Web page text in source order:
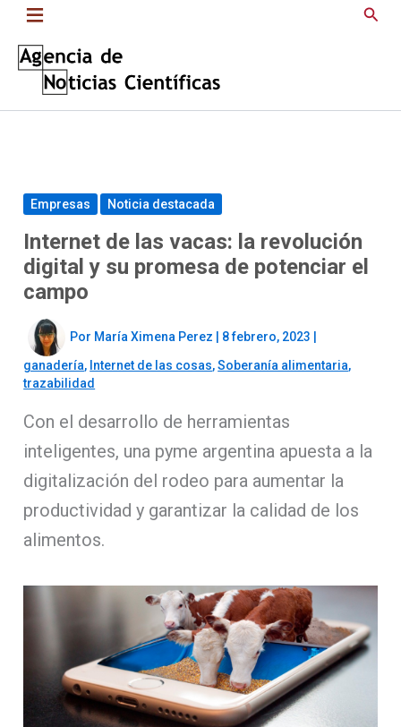
Saltar
contenido
Empresas Noticia destacada
Internet de las vacas: la revolución
digital y su promesa de potenciar el
campo
Por María Ximena Perez 8 febrero, 2023
ganadería, Internet de las cosas,Soberanía alimentaria,
trazabilidad
Con el desarrollo de herramientas
inteligentes, una pyme argentina apuesta a la
digitalización del rodeo para aumentar la
productividad y garantizar la calidad de los
alimentos.